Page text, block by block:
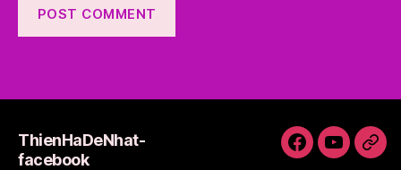
ThienHaDeNhat-
facebook